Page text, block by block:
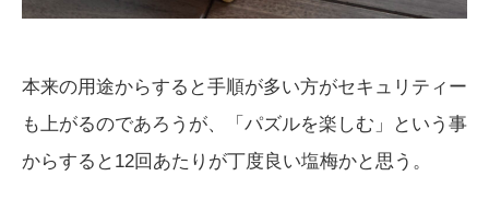
本来の用途からすると手順が多い方がセキュリティー
も上がるのであろうが、「パズルを楽しむ」という事
からすると12回あたりが丁度良い塩梅かと思う。